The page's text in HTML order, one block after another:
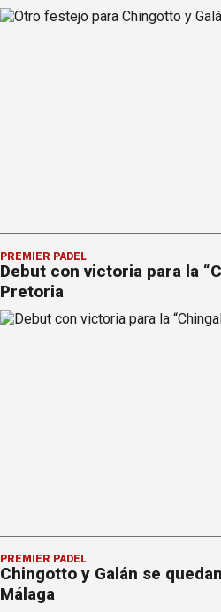
PREMIER PÁDEL
Debut con victoria para la
Pretoria
PREMIER PÁDEL
Chingotto y Galán se
Málaga